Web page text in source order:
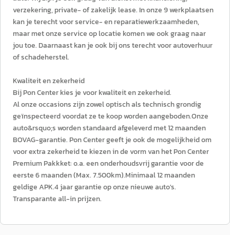
verzekering, private- of zakelijk lease. In onze 9 werkplaatsen
kan je terecht voor service- en reparatiewerkzaamheden,
maar met onze service op locatie komen we ook graag naar
jou toe. Daarnaast kan je ook bij ons terecht voor autoverhuur
of schadeherstel.
Kwaliteit en zekerheid
Bij Pon Center kies je voor kwaliteit en zekerheid.
Al onze occasions zijn zowel optisch als technisch grondig
geïnspecteerd voordat ze te koop worden aangeboden.Onze
auto&rsquo;s worden standaard afgeleverd met 12 maanden
BOVAG-garantie. Pon Center geeft je ook de mogelijkheid om
voor extra zekerheid te kiezen in de vorm van het Pon Center
Premium Pakkket: o.a. een onderhoudsvrij garantie voor de
eerste 6 maanden (Max. 7.500km).Minimaal 12 maanden
geldige APK.4 jaar garantie op onze nieuwe auto's.
Transparante all-in prijzen.